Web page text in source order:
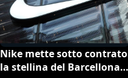
Nike mette sotto contrato
la stellina del Barcellona.